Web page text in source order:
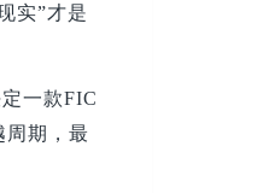
实”才是
一款FIC
期，最